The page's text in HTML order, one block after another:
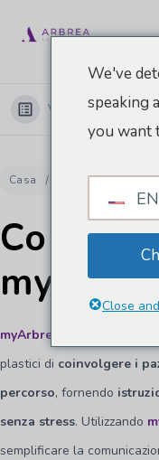
principaleVisualizza le
Casa Documenti
Come
myArbrea
è uno
plastici di coinvolgere i
percorso, fornendo
senza stress. Utilizzando
semplificare la
We've
speaking
you want
EN
Close